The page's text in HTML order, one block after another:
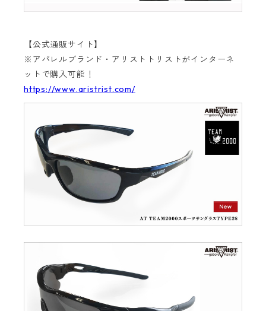
【公式通販サイト】
※アパレルブランド・アリストトリストがインターネ
ットで購入可能！
https://www.aristrist.com/